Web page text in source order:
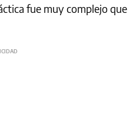
fue muy complejo que